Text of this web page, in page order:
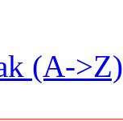
(A->Z)